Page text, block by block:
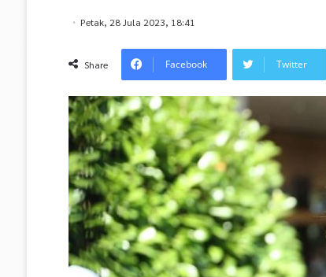
Petak, 28 Jula 2023, 18:41
Share Facebook Twitter